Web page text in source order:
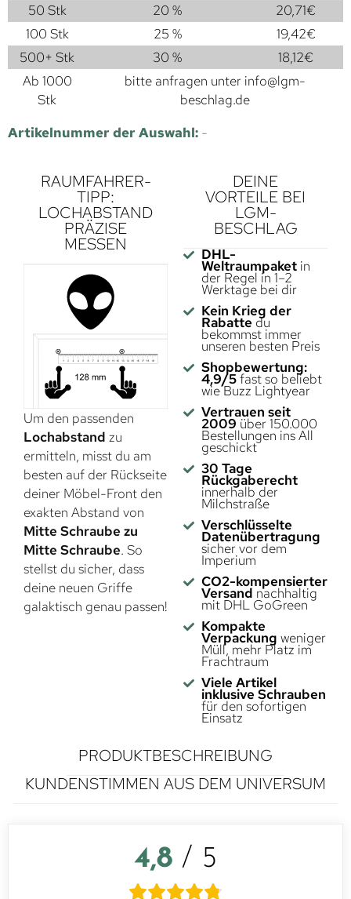
50 Stk
20 % 20,71€
100 Stk
25 % 19,42€
500+ Stk
30 % 18,12€
Ab 1000
Stk
bitte anfragen unter info@lgm-
beschlag.de
Artikelnummer der Auswahl: -
RAUMFAHRER-
TIPP:
LOCHABSTAND
PRÄZISE
MESSEN
Um den passenden
Lochabstand zu
ermitteln, misst du am
besten auf der Rückseite
deiner Möbel-Front den
exakten Abstand von
Mitte Schraube zu
Mitte Schraube. So
stellst du sicher, dass
deine neuen Griffe
galaktisch genau passen!
DEINE
VORTEILE BEI
LGM-
BESCHLAG
DHL-
Weltraumpaketin
der Regel in 1–2
Werktage bei dir
Kein Krieg der
Rabatte du
bekommst immer
unseren besten Preis
Shopbewertung:
4,9/5fast so beliebt
wie Buzz Lightyear
Vertrauen seit
2009 über 150.000
Bestellungen ins All
geschickt
30 Tage
Rückgaberecht
innerhalb der
Milchstraße
Verschlüsselte
Datenübertragung
sicher vor dem
Imperium
CO2-kompensierter
Versand nachhaltig
mit DHL GoGreen
Kompakte
Verpackung weniger
Müll, mehr Platz im
Frachtraum
Viele Artikel
inklusive Schrauben
für den sofortigen
Einsatz
PRODUKTBESCHREIBUNG
KUNDENSTIMMEN AUS DEM UNIVERSUM
4,8 / 5